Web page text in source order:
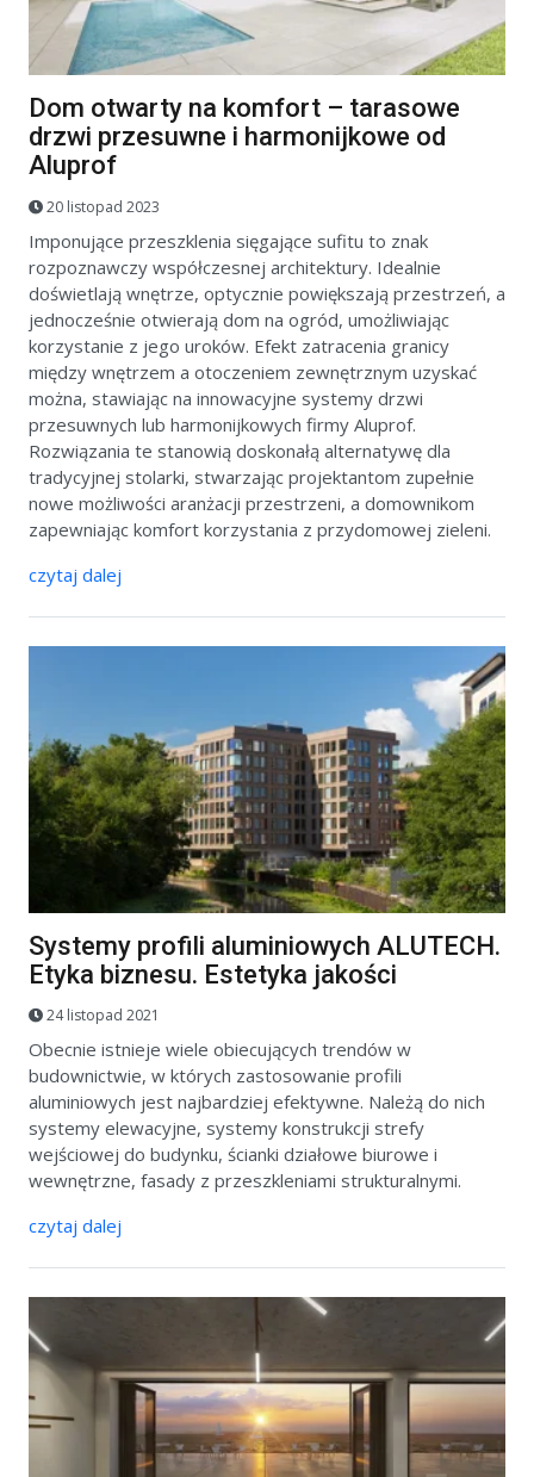
Dom otwarty na komfort – tarasowe
drzwi przesuwne i harmonijkowe od
Aluprof
20 listopad 2023
Imponujące przeszklenia sięgające sufitu to znak
rozpoznawczy współczesnej architektury. Idealnie
doświetlają wnętrze, optycznie powiększają przestrzeń, a
jednocześnie otwierają dom na ogród, umożliwiając
korzystanie z jego uroków. Efekt zatracenia granicy
między wnętrzem a otoczeniem zewnętrznym uzyskać
można, stawiając na innowacyjne systemy drzwi
przesuwnych lub harmonijkowych firmy Aluprof.
Rozwiązania te stanowią doskonałą alternatywę dla
tradycyjnej stolarki, stwarzając projektantom zupełnie
nowe możliwości aranżacji przestrzeni, a domownikom
zapewniając komfort korzystania z przydomowej zieleni.
czytaj dalej
Systemy profili aluminiowych ALUTECH.
Etyka biznesu. Estetyka jakości
24 listopad 2021
Obecnie istnieje wiele obiecujących trendów w
budownictwie, w których zastosowanie profili
aluminiowych jest najbardziej efektywne. Należą do nich
systemy elewacyjne, systemy konstrukcji strefy
wejściowej do budynku, ścianki działowe biurowe i
wewnętrzne, fasady z przeszkleniami strukturalnymi.
czytaj dalej